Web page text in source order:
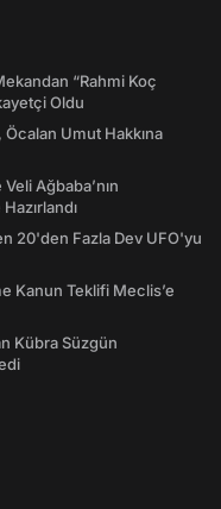
“Rahmi Koç
Oldu
Umut Hakkına
Ağbaba’nın
20'den Fazla Dev UFO'yu
Kanun Teklifi Meclis’e
Kübra Süzgün